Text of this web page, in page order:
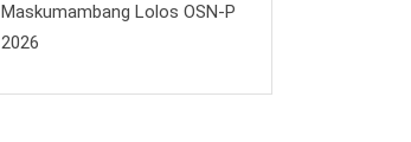
Maskumambang Lolos OSN-P
2026